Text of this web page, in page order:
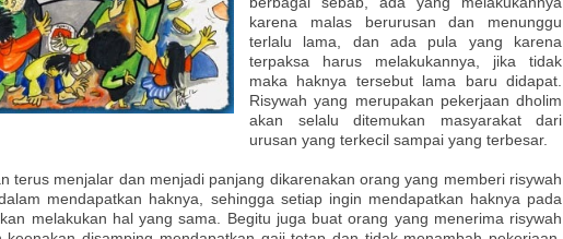
karena malas berurusan dan menunggu
terlalu lama, dan ada pula yang karena
terpaksa harus melakukannya, jika tidak
maka haknya tersebut lama baru didapat.
Risywah yang merupakan pekerjaan dholim
akan selalu ditemukan masyarakat dari
urusan yang terkecil sampai yang terbesar.
terus menjalar dan menjadi panjang dikarenakan orang yang memberi risywah
mendapatkan haknya, sehingga setiap ingin mendapatkan haknya pada
melakukan hal yang sama. Begitu juga buat orang yang menerima risywah